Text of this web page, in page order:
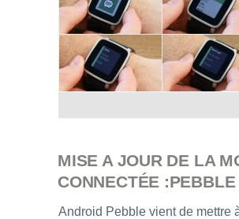
MISE A JOUR DE LA
CONNECTÉE :PEBBLE
Android Pebble vient de mettre